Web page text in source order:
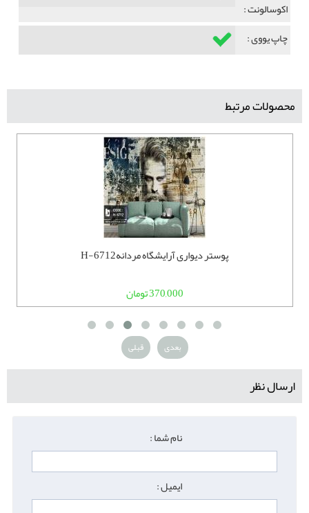
اکوسالونت :
چاپ یووی :
محصولات مرتبط
پوستر دیواری آرایشگاه مردانهH-6712
370,000 تومان
قبلی بعدی
ارسال نظر
نام شما :
ایمیل :